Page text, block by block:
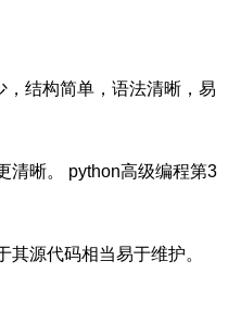
构简单，语法清晰，易
晰。 python高级编程第3
源代码相当易于维护。